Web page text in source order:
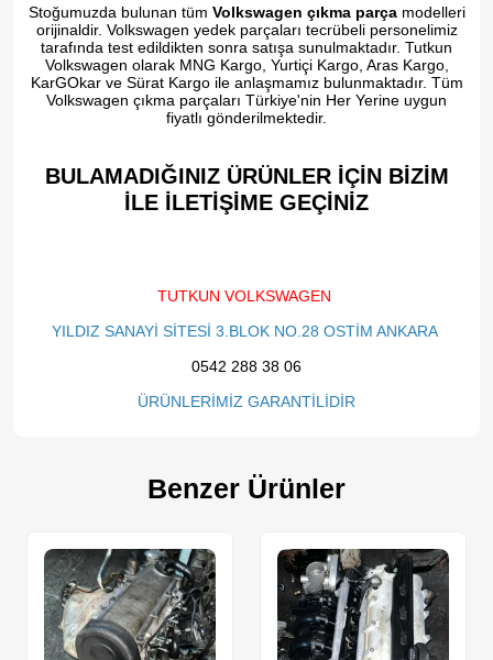
Stoğumuzda bulunan tüm Volkswagen çıkma parçamodelleri
orijinaldir. Volkswagen yedek parçaları tecrübeli personelimiz
tarafında test edildikten sonra satışa sunulmaktadır. Tutkun
Volkswagen olarak MNG Kargo, Yurtiçi Kargo, Aras Kargo,
KarGOkar ve Sürat Kargo ile anlaşmamız bulunmaktadır. Tüm
Volkswagen çıkma parçaları Türkiye'nin Her Yerine uygun
fiyatlı gönderilmektedir.
BULAMADIĞINIZ ÜRÜNLER İÇİN BİZİM
İLE İLETİŞİME GEÇİNİZ​
TUTKUN VOLKSWAGEN
YILDIZ SANAYİ SİTESİ 3.BLOK NO.28 OSTİM ANKARA
0542 288 38 06
ÜRÜNLERİMİZ GARANTİLİDİR
Benzer Ürünler